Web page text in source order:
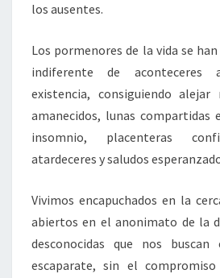
los ausentes.
Los pormenores de la vida se
indiferente de aconteceres
existencia, consiguiendo alejar
amanecidos, lunas compartidas
insomnio, placenteras
atardeceres y saludos
Vivimos encapuchados en la
abiertos en el anonimato de la
desconocidas que nos
escaparate, sin el